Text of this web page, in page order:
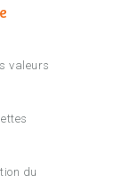
valeurs
du